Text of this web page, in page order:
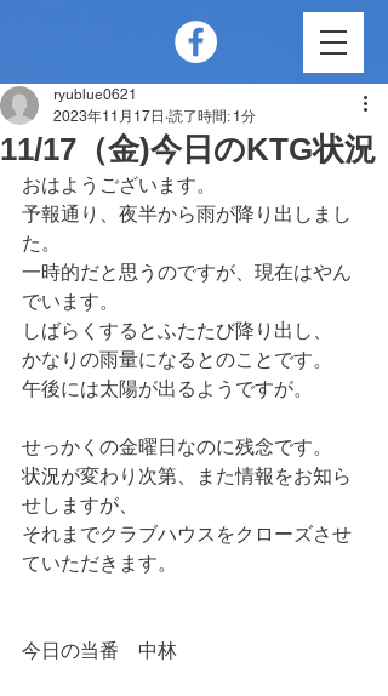
11/17（金)今日のKTG状況
ryublue0621
2023年11月17日 読了時間: 1分
おはようございます。
予報通り、夜半から雨が降り出しまし
た。
一時的だと思うのですが、現在はやん
でいます。
しばらくするとふたたび降り出し、
かなりの雨量になるとのことです。
午後には太陽が出るようですが。
せっかくの金曜日なのに残念です。
状況が変わり次第、また情報をお知ら
せしますが、
それまでクラブハウスをクローズさせ
ていただきます。
今日の当番　中林